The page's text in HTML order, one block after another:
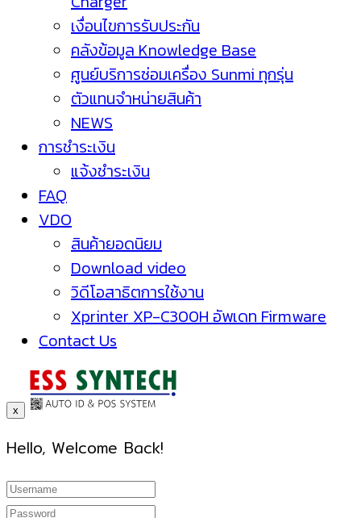
เงื่อนไขการรับประกัน
คลังข้อมูล Knowledge Base
ศูนย์บริการซ่อมเครื่อง Sunmi ทุกรุ่น
ตัวแทนจำหน่ายสินค้า
NEWS
การชำระเงิน
แจ้งชำระเงิน
FAQ
VDO
สินค้ายอดนิยม
Download video
วิดีโอสาธิตการใช้งาน
Xprinter XP-C300H อัพเดท Firmware
Contact Us
x
Hello, Welcome Back!